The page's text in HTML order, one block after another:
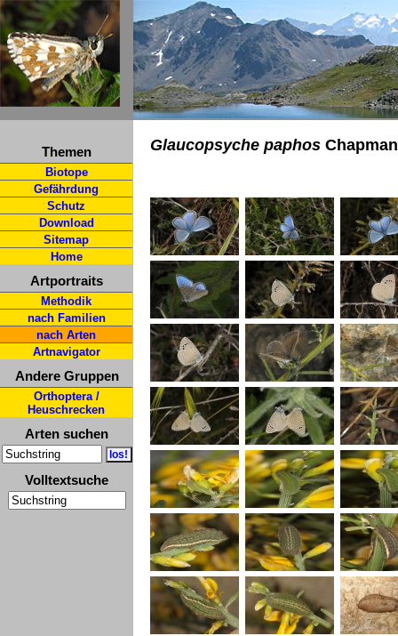
Themen
Biotope
Gefährdung
Schutz
Download
Sitemap
Home
Artportraits
Methodik
nach Familien
nach Arten
Artnavigator
Andere Gruppen
Orthoptera /
Heuschrecken
Arten suchen
Volltextsuche
Glaucopsyche paphos